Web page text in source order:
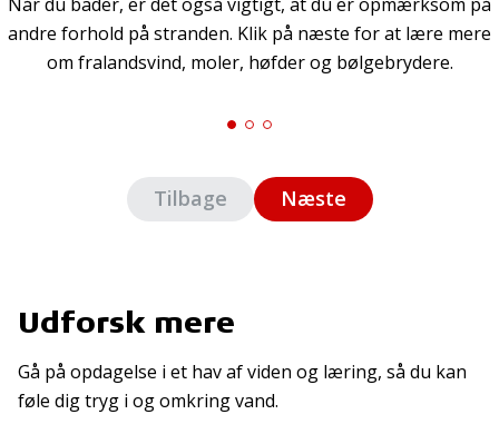
andre forhold på stranden. Klik på næste for at lære mere
om fralandsvind, moler, høfder og bølgebrydere.
Tilbage Næste
Udforsk mere
Gå på opdagelse i et hav af viden og læring, så du kan
føle dig tryg i og omkring vand.